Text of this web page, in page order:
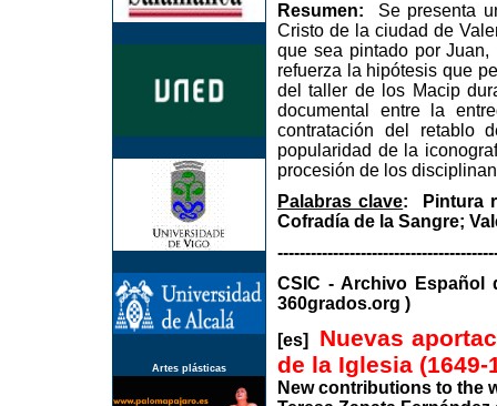
Artes plásticas
Resumen: Se presenta
Cristo de la ciudad de
que sea pintado por
refuerza la hipótesis que
del taller de los Macip
documental entre la
contratación del retablo
popularidad de la
procesión de los
Palabras clave: Pintura
Cofradía de la Sangre;
CSIC - Archivo
360grados.org )
[es] Nuevas
de la Iglesia (1649-
New contributions to the